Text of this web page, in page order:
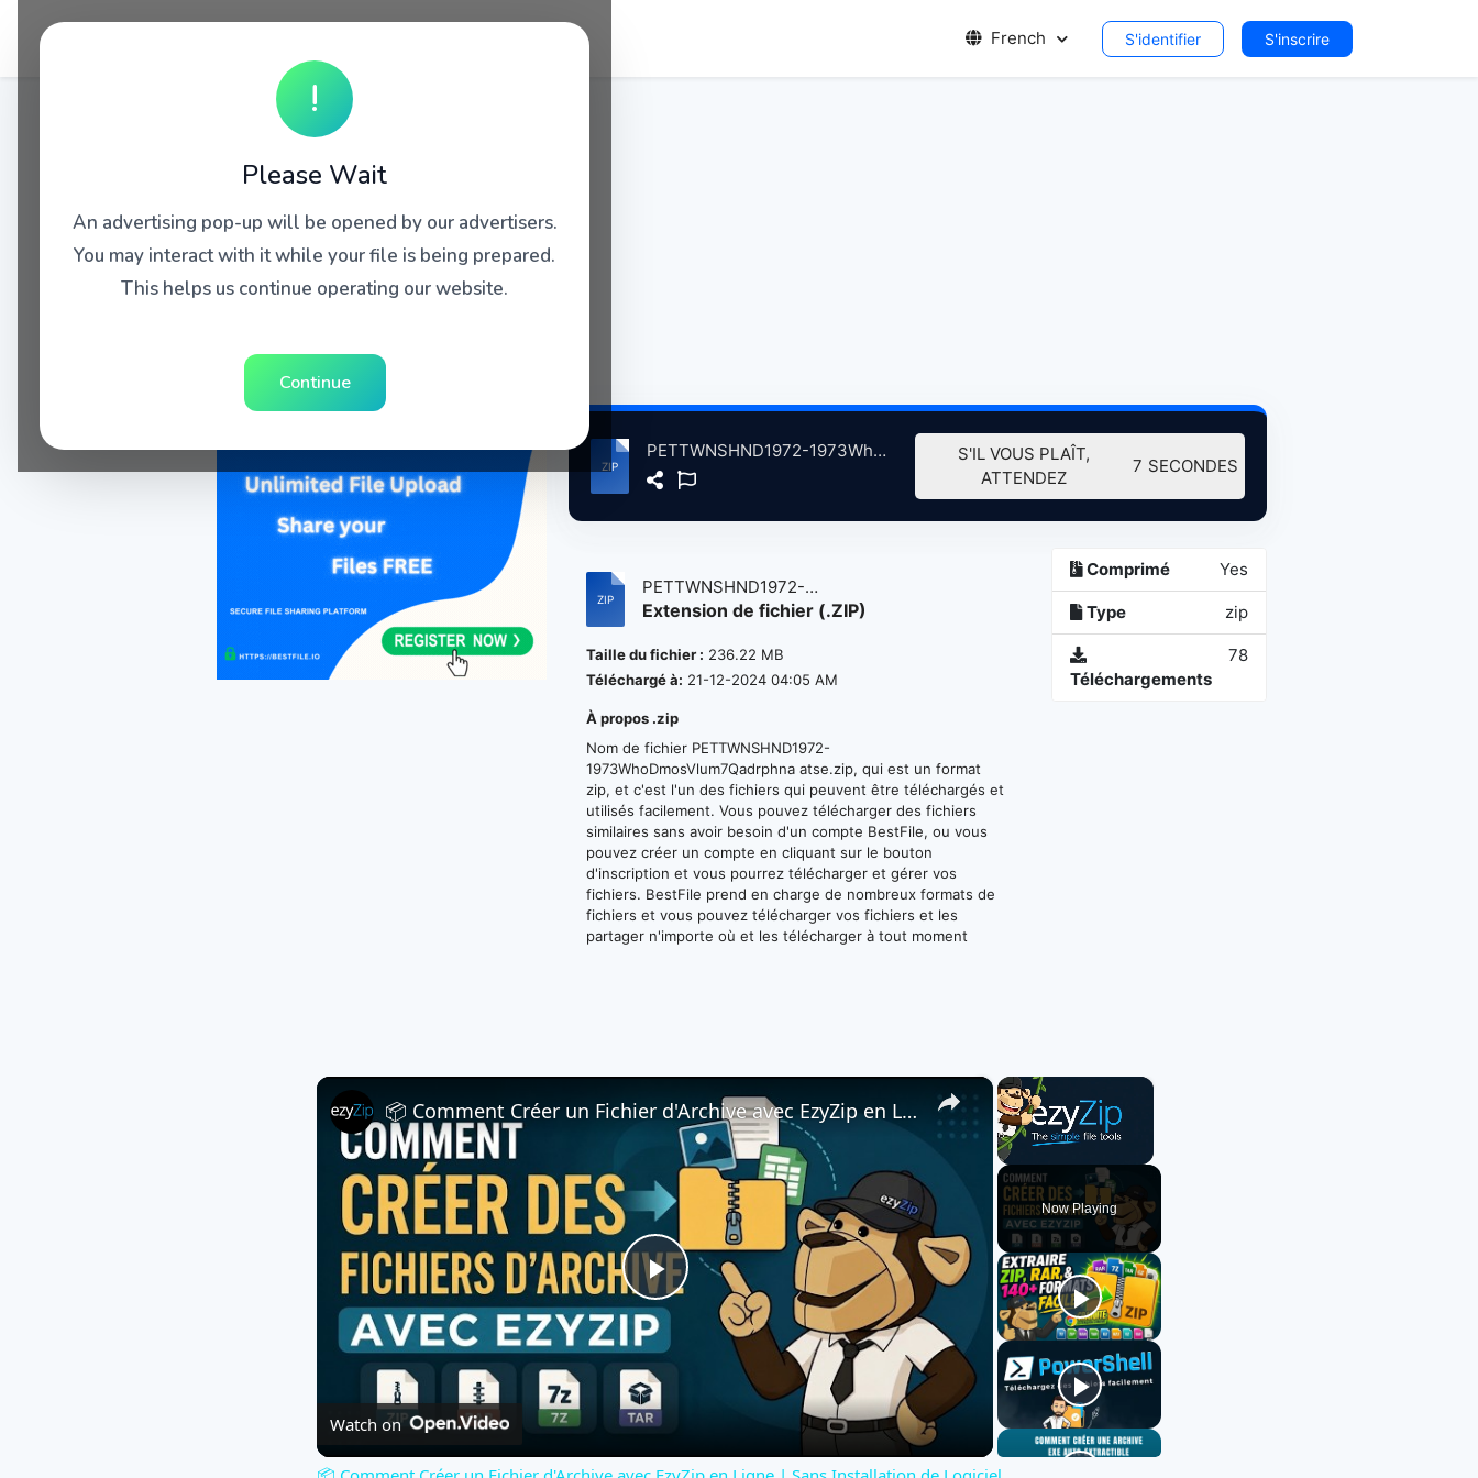
French S'identifier S'inscrire
!
Please Wait
An advertising pop-up will be opened by our advertisers.
You may interact with it while your file is being prepared.
This helps us continue operating our website.
Continue
PETTWNSHND1972-1973WhoDmosVlum7Qadrphna atse.zip
S'IL VOUS PLAÎT,
ATTENDEZ
7 SECONDES
PETTWNSHND1972-
1973WhoDmosVlum7Qadrphna...
Extension de fichier (.ZIP)
Taille du fichier : 236.22 MB
Téléchargé à: 21-12-2024 04:05 AM
À propos .zip
Nom de fichier PETTWNSHND1972-
1973WhoDmosVlum7Qadrphna atse.zip, qui est un format
zip, et c'est l'un des fichiers qui peuvent être téléchargés et
utilisés facilement. Vous pouvez télécharger des fichiers
similaires sans avoir besoin d'un compte BestFile, ou vous
pouvez créer un compte en cliquant sur le bouton
d'inscription et vous pourrez télécharger et gérer vos
fichiers. BestFile prend en charge de nombreux formats de
fichiers et vous pouvez télécharger vos fichiers et les
partager n'importe où et les télécharger à tout moment
Comprimé Yes
Type zip
Téléchargements
78
×
Unmute
Now Playing
×
Play
Video
📦 Comment Créer un Fichier d'Archive avec EzyZip en Ligne | Sans Installation de Logiciel
Watch on